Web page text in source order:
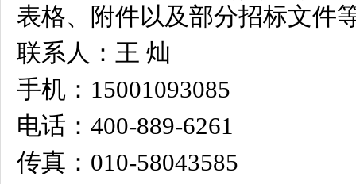
表格、附件以及部分招标文件
联系人：王 灿
手机：15001093085
电话：400-889-6261
传真：010-58043585